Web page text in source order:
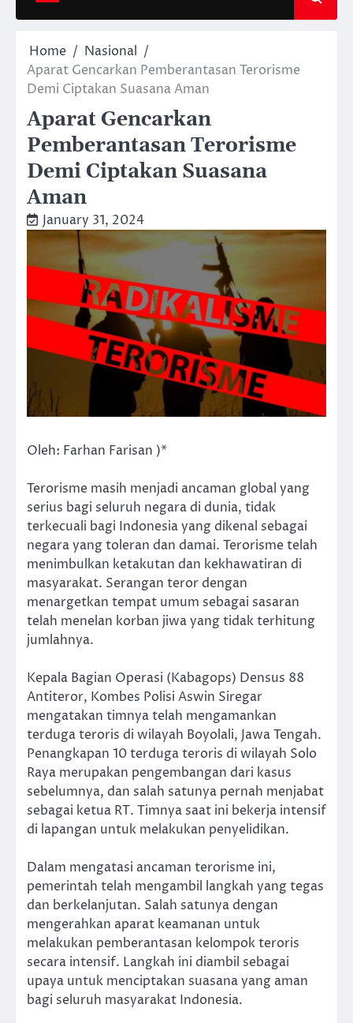
Home
Nasional
Aparat Gencarkan Pemberantasan Terorisme
Demi Ciptakan Suasana Aman
Aparat Gencarkan
Pemberantasan Terorisme
Demi Ciptakan Suasana
Aman
January 31, 2024
Oleh: Farhan Farisan )*
Terorisme masih menjadi ancaman global yang
serius bagi seluruh negara di dunia, tidak
terkecuali bagi Indonesia yang dikenal sebagai
negara yang toleran dan damai. Terorisme telah
menimbulkan ketakutan dan kekhawatiran di
masyarakat. Serangan teror dengan
menargetkan tempat umum sebagai sasaran
telah menelan korban jiwa yang tidak terhitung
jumlahnya.
Kepala Bagian Operasi (Kabagops) Densus 88
Antiteror, Kombes Polisi Aswin Siregar
mengatakan timnya telah mengamankan
terduga teroris di wilayah Boyolali, Jawa Tengah.
Penangkapan 10 terduga teroris di wilayah Solo
Raya merupakan pengembangan dari kasus
sebelumnya, dan salah satunya pernah menjabat
sebagai ketua RT. Timnya saat ini bekerja intensif
di lapangan untuk melakukan penyelidikan.
Dalam mengatasi ancaman terorisme ini,
pemerintah telah mengambil langkah yang tegas
dan berkelanjutan. Salah satunya dengan
mengerahkan aparat keamanan untuk
melakukan pemberantasan kelompok teroris
secara intensif. Langkah ini diambil sebagai
upaya untuk menciptakan suasana yang aman
bagi seluruh masyarakat Indonesia.